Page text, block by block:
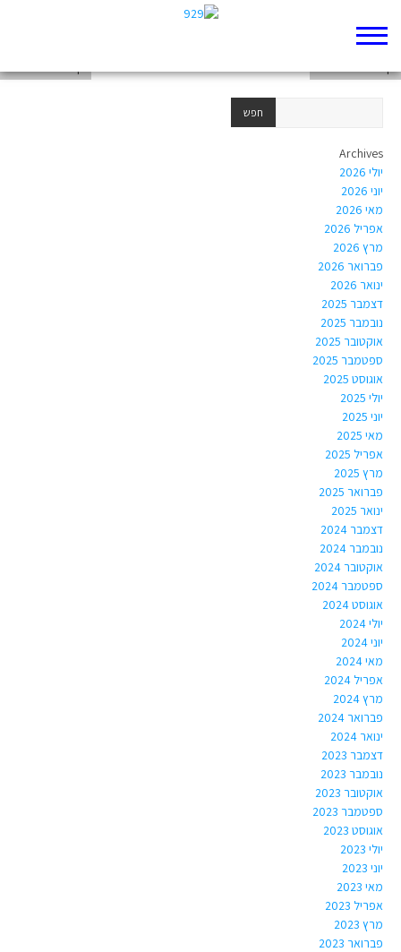
Archives
יולי 2026
יוני 2026
מאי 2026
אפריל 2026
מרץ 2026
פברואר 2026
ינואר 2026
דצמבר 2025
נובמבר 2025
אוקטובר 2025
ספטמבר 2025
אוגוסט 2025
יולי 2025
יוני 2025
מאי 2025
אפריל 2025
מרץ 2025
פברואר 2025
ינואר 2025
דצמבר 2024
נובמבר 2024
אוקטובר 2024
ספטמבר 2024
אוגוסט 2024
יולי 2024
יוני 2024
מאי 2024
אפריל 2024
מרץ 2024
פברואר 2024
ינואר 2024
דצמבר 2023
נובמבר 2023
אוקטובר 2023
ספטמבר 2023
אוגוסט 2023
יולי 2023
יוני 2023
מאי 2023
אפריל 2023
מרץ 2023
פברואר 2023